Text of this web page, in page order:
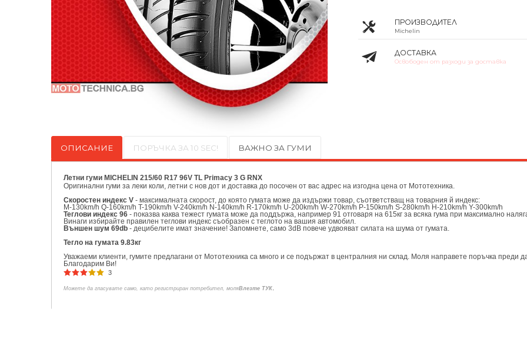
ПРОИЗВОДИТЕЛ
Michelin
ДОСТАВКА
Освободен от разходи за доставка
ОПИСАНИЕ ПОРЪЧКА ЗА 10 SEC! ВАЖНО ЗА ГУМИ
Летни гуми MICHELIN 215/60 R17 96V TL Primacy 3 G RNX
Оригинални гуми за леки коли, летни с нов дот и доставка до посочен от вас адрес на изгодна цена от Мототехника.
Скоростен индекс V - максималната скорост, до която гумата може да издържи товар, съответстващ на товарния й индекс:
M-130km/h Q-160km/h T-190km/h V-240km/h N-140km/h R-170km/h U-200km/h W-270km/h P-150km/h S-280km/h H-210km/h Y-300km/h
Теглови индекс 96 - показва каква тежест гумата може да поддържа, например 91 отговаря на 615кг за всяка гума при максимално
Винаги избирайте правилен теглови индекс съобразен с теглото на вашия автомобил.
Външен шум 69db - децибелите имат значение! Запомнете, само 3dB повече удвояват силата на шума от гумата.
Тегло на гумата 9.83кг
Уважаеми клиенти, гумите предлагани от Мототехника са много и се подържат в централния ни склад. Моля направете поръчка преди
Благодарим Ви!
3
Можете да гласувате само, като регистриран потребител, моляВлезте ТУК